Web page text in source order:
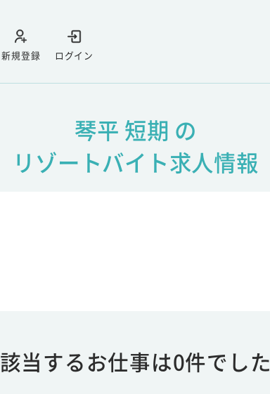
ログイン
新規登録
琴平 短期 の
リゾートバイト求人情報
該当するお仕事は0件でした